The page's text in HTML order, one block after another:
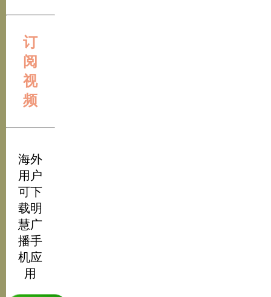
订
阅
视
频
海外
用户
可下
载明
慧广
播手
机应
用